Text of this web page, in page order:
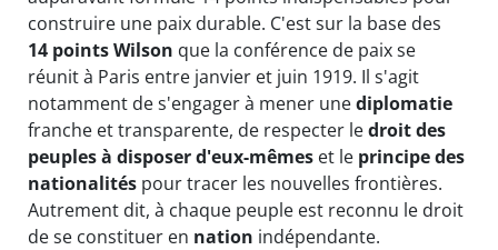
construire une paix durable. C'est sur la base des
14 points Wilson que la conférence de paix se
réunit à Paris entre janvier et juin 1919. Il s'agit
notamment de s'engager à mener unediplomatie
franche et transparente, de respecter ledroit des
peuples à disposer d'eux-mêmes et le principe des
nationalités pour tracer les nouvelles frontières.
Autrement dit, à chaque peuple est reconnu le droit
de se constituer en nation indépendante.